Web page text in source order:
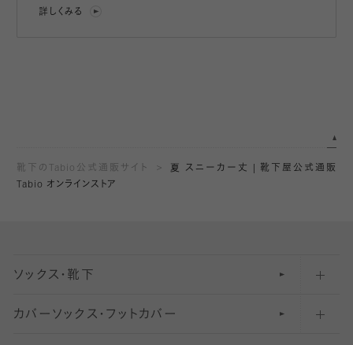
詳しくみる
靴下のTabio公式通販サイト
夏 スニーカー丈 | 靴下屋公式通販
Tabio オンラインストア
ソックス・靴下
五本指ソックス・靴下
カバーソックス・フットカバー